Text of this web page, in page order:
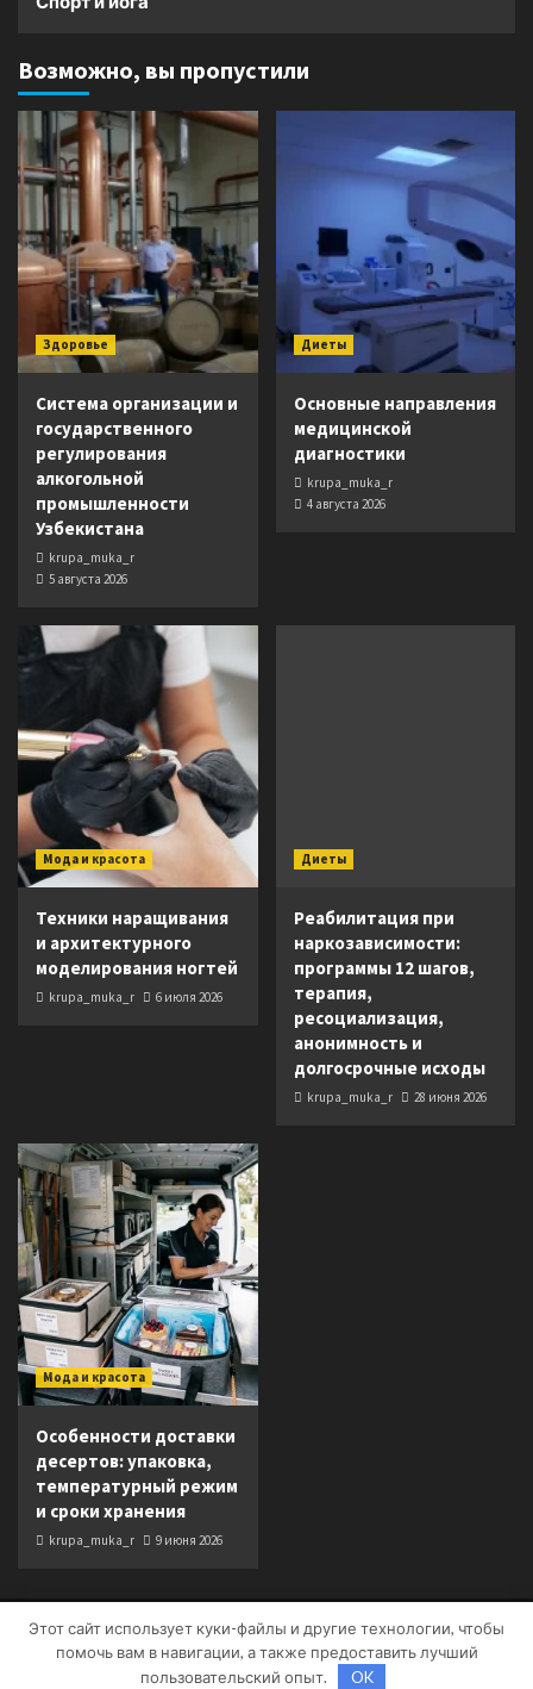
Возможно, вы пропустили
Здоровье
Система организации и
государственного
регулирования
алкогольной
промышленности
Узбекистана
krupa_muka_r
5 августа 2026
Диеты
Основные направления
медицинской
диагностики
krupa_muka_r
4 августа 2026
Мода и красота
Техники наращивания
и архитектурного
моделирования ногтей
krupa_muka_r 6 июля 2026
Диеты
Реабилитация при
наркозависимости:
программы 12 шагов,
терапия,
ресоциализация,
анонимность и
долгосрочные исходы
krupa_muka_r 28 июня 2026
Мода и красота
Особенности доставки
десертов: упаковка,
температурный режим
и сроки хранения
krupa_muka_r 9 июня 2026
Copyright © Все права защищены.|CoverNewsот AF
themes.
Этот сайт использует куки-файлы и другие технологии, чтобы
помочь вам в навигации, а также предоставить лучший
пользовательский опыт.
OK